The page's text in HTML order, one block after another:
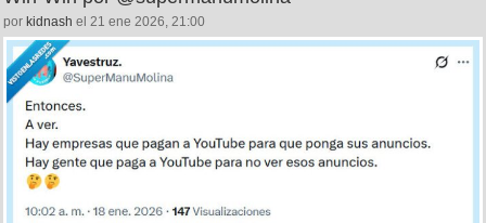
por kidnash el 21 ene 2026, 21:00